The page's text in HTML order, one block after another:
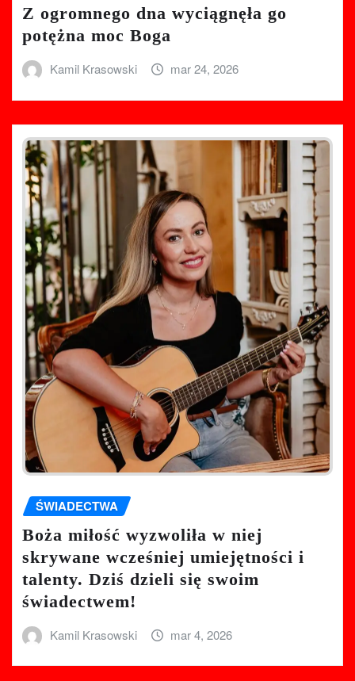
Z ogromnego dna wyciągnęła go
potężna moc Boga
Kamil Krasowski mar 24, 2026
ŚWIADECTWA
Boża miłość wyzwoliła w niej
skrywane wcześniej umiejętności i
talenty. Dziś dzieli się swoim
świadectwem!
Kamil Krasowski mar 4, 2026